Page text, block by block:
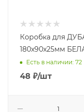
Коробка для
180х90х25мм
Есть в наличии: 72
48 ₽/шт